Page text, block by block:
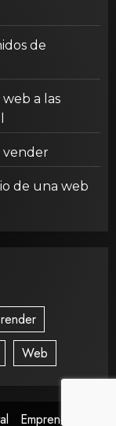
de
a las
vender
de una web
Web
Emprender